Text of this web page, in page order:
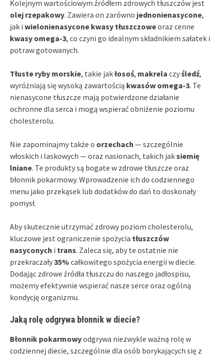
Kolejnym wartościowym źródłem zdrowych tłuszczów jest
olej rzepakowy. Zawiera on zarówno jednonienasycone,
jak i wielonienasycone kwasy tłuszczoweoraz cenne
kwasy omega-3, co czyni go idealnym składnikiem sałatek i
potraw gotowanych.
Tłuste ryby morskie, takie jakłosoś, makrela czyśledź,
wyróżniają się wysoką zawartością kwasów omega-3. Te
nienasycone tłuszcze mają potwierdzone działanie
ochronne dla serca i mogą wspierać obniżenie poziomu
cholesterolu.
Nie zapominajmy także o orzechach — szczególnie
włoskich i laskowych — oraz nasionach, takich jaksiemię
lniane. Te produkty są bogate w zdrowe tłuszcze oraz
błonnik pokarmowy. Wprowadzenie ich do codziennego
menu jako przekąsek lub dodatków do dań to doskonały
pomysł.
Aby skutecznie utrzymać zdrowy poziom cholesterolu,
kluczowe jest ograniczenie spożycia tłuszczów
nasyconych i trans. Zaleca się, aby te ostatnie nie
przekraczały35% całkowitego spożycia energii w diecie.
Dodając zdrowe źródła tłuszczu do naszego jadłospisu,
możemy efektywnie wspierać nasze serce oraz ogólną
kondycję organizmu.
Jaką rolę odgrywa błonnik w diecie?
Błonnik pokarmowyodgrywa niezwykle ważną rolę w
codziennej diecie, szczególnie dla osób borykających się z